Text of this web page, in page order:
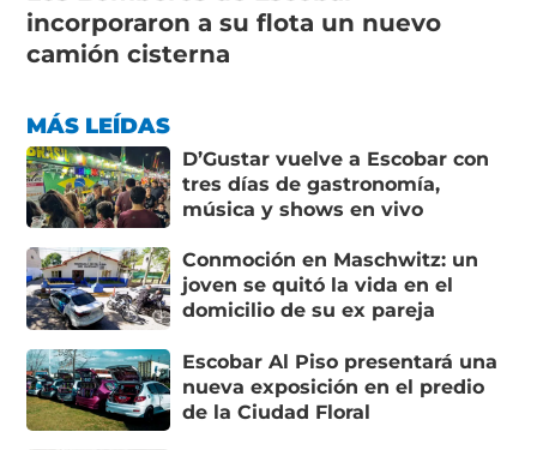
incorporaron a su flota un nuevo
camión cisterna
MÁS LEÍDAS
D’Gustar vuelve a Escobar con
tres días de gastronomía,
música y shows en vivo
Conmoción en Maschwitz: un
joven se quitó la vida en el
domicilio de su ex pareja
Escobar Al Piso presentará una
nueva exposición en el predio
de la Ciudad Floral